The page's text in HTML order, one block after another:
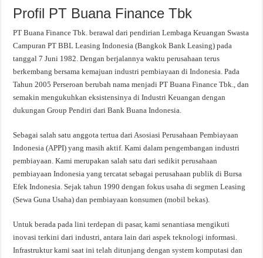
Profil PT Buana Finance Tbk
PT Buana Finance Tbk. berawal dari pendirian Lembaga Keuangan Swasta
Campuran PT BBL Leasing Indonesia (Bangkok Bank Leasing) pada
tanggal 7 Juni 1982. Dengan berjalannya waktu perusahaan terus
berkembang bersama kemajuan industri pembiayaan di Indonesia. Pada
Tahun 2005 Perseroan berubah nama menjadi PT Buana Finance Tbk., dan
semakin mengukuhkan eksistensinya di Industri Keuangan dengan
dukungan Group Pendiri dari Bank Buana Indonesia.
Sebagai salah satu anggota tertua dari Asosiasi Perusahaan Pembiayaan
Indonesia (APPI) yang masih aktif. Kami dalam pengembangan industri
pembiayaan. Kami merupakan salah satu dari sedikit perusahaan
pembiayaan Indonesia yang tercatat sebagai perusahaan publik di Bursa
Efek Indonesia. Sejak tahun 1990 dengan fokus usaha di segmen Leasing
(Sewa Guna Usaha) dan pembiayaan konsumen (mobil bekas).
Untuk berada pada lini terdepan di pasar, kami senantiasa mengikuti
inovasi terkini dari industri, antara lain dari aspek teknologi informasi.
Infrastruktur kami saat ini telah ditunjang dengan system komputasi dan